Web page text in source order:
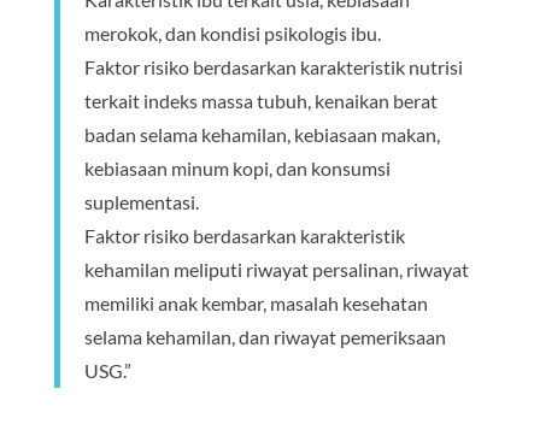
merokok, dan kondisi psikologis ibu.
Faktor risiko berdasarkan karakteristik nutrisi
terkait indeks massa tubuh, kenaikan berat
badan selama kehamilan, kebiasaan makan,
kebiasaan minum kopi, dan konsumsi
suplementasi.
Faktor risiko berdasarkan karakteristik
kehamilan meliputi riwayat persalinan, riwayat
memiliki anak kembar, masalah kesehatan
selama kehamilan, dan riwayat pemeriksaan
USG.”